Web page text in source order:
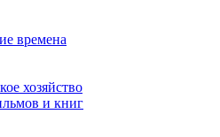
времена
хозяйство
и книг